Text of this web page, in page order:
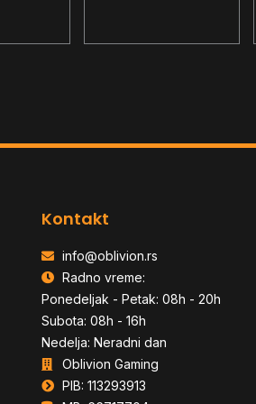
Kontakt
info@oblivion.rs
Radno vreme:
Ponedeljak - Petak: 08h - 20h
Subota: 08h - 16h
Nedelja: Neradni dan
Oblivion Gaming
PIB: 113293913